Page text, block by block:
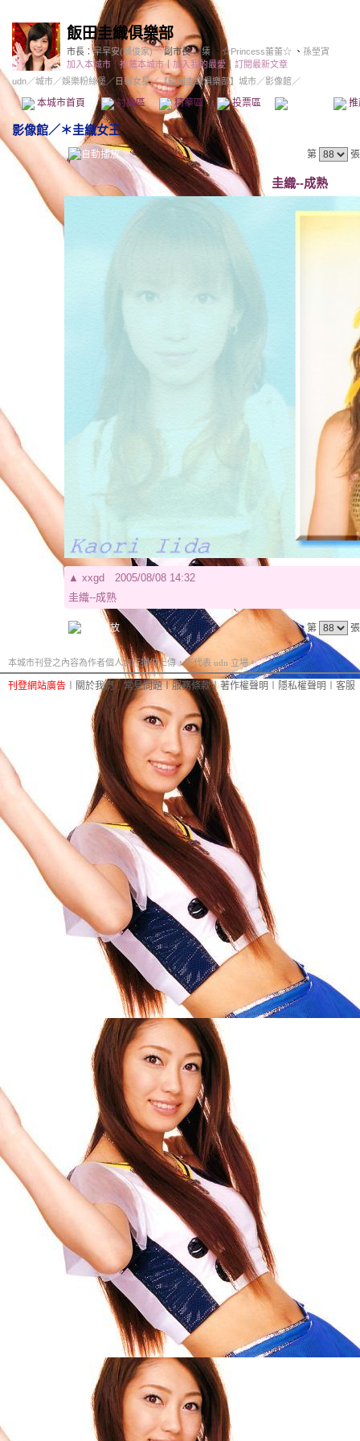
飯田圭織俱樂部
市長：早早安(顏俊家) 副市長： 栠 、☆Princess蕾蕾☆ 、 孫塋寊
加入本城市 ｜推薦本城市｜ 加入我的最愛｜ 訂閱最新文章
udn／城市／娛樂粉絲堡 ／日韓女星／【飯田圭織俱樂部】城市／影像館／
本城市首頁 討論區 精華區 投票區 影像館
影像館／＊圭織女王
第
圭織--成熟
▲ xxgd
2005/08/08 14:32
圭織--成熟
第
本城市刊登之內容為作者個人自行提供上傳，不代表 udn 立場。
刊登網站廣告 關於我們 ︱常見問題︱服務條款︱著作權聲明 隱私權聲明 客服